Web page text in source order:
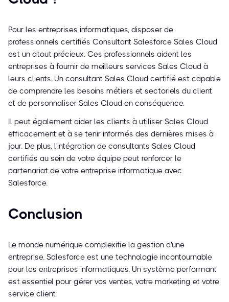
Pour les entreprises informatiques, disposer de
professionnels certifiés Consultant Salesforce Sales Cloud
est un atout précieux. Ces professionnels aident les
entreprises à fournir de meilleurs services Sales Cloud à
leurs clients. Un consultant Sales Cloud certifié est capable
de comprendre les besoins métiers et sectoriels du client
et de personnaliser Sales Cloud en conséquence.
Il peut également aider les clients à utiliser Sales Cloud
efficacement et à se tenir informés des dernières mises à
jour. De plus, l'intégration de consultants Sales Cloud
certifiés au sein de votre équipe peut renforcer le
partenariat de votre entreprise informatique avec
Salesforce.
Conclusion
Le monde numérique complexifie la gestion d'une
entreprise. Salesforce est une technologie incontournable
pour les entreprises informatiques. Un système performant
est essentiel pour gérer vos ventes, votre marketing et votre
service client.